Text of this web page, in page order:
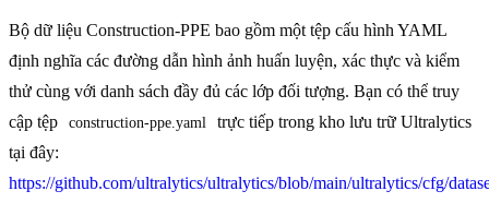
Bộ dữ liệu Construction-PPE bao gồm một tệp cấu hình YAML
định nghĩa các đường dẫn hình ảnh huấn luyện, xác thực và kiểm
thử cùng với danh sách đầy đủ các lớp đối tượng. Bạn có thể truy
cập tệp
construction-ppe.yaml
trực tiếp trong kho lưu trữ Ultralytics
tại đây:
https://github.com/ultralytics/ultralytics/blob/main/ultralytics/cfg/